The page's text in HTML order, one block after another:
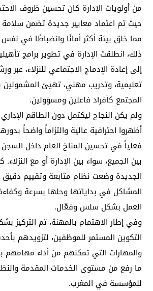
من أولويات الإدارة كان تحسين ظروف
حيث تم اعتماد معايير جديدة تضمن سلامة
مما خلق بيئة أكثر أمانًا وانضباطًا في
ذلك، انطلقت الإدارة في تطوير برامج
إلى إعادة الإدماج الاجتماعي للنزلاء،
تعليمية، وتدريب مهني، تهيئ المشمولين
المجتمع كأفراد فاعلين ومسؤولين.
ولم يكن النجاح ليكتمل دون الطاقم
أظهروا احترافية عالية والتزاماً واضحاً
فعلياً في تحسين المناخ العام داخل السجن
بين الجميع، سواء بين الإدارة أو مع النزلاء.
الجديدة وضعت نظام متابعة وتقييم
المشاكل في بداياتها وحلها بسرعة
العمل بشكل سلس وفعّال.
وفي إطار الاهتمام بالمهنة، تم التركيز
التكوين المستمر للموظفين، لتزويدهم
والمهارات التي تمكنهم من أداء
ما رفع من مستوى الخدمات المقدمة
للمؤسسة في المغرب.